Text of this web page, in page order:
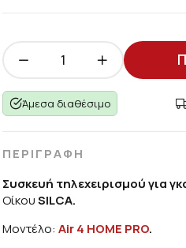
Άμεσα διαθέσιμο
ΠΕΡΙΓΡΑΦΗ
Συσκευή τηλεχειρισμού για
ΟίκουSILCA.
Μοντέλο: Air 4 ΗΟΜΕ PRO.